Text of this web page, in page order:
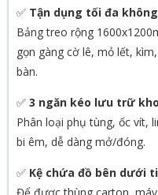
✅ Tận dụng tối đa
Bảng treo rộng
gọn gàng cờ lê, mỏ lết,
bàn.
✅ 3 ngăn kéo lưu trữ
Phân loại phụ tùng, ốc vít,
bi êm, dễ dàng mở/đóng.
✅ Kệ chứa đồ bên dưới